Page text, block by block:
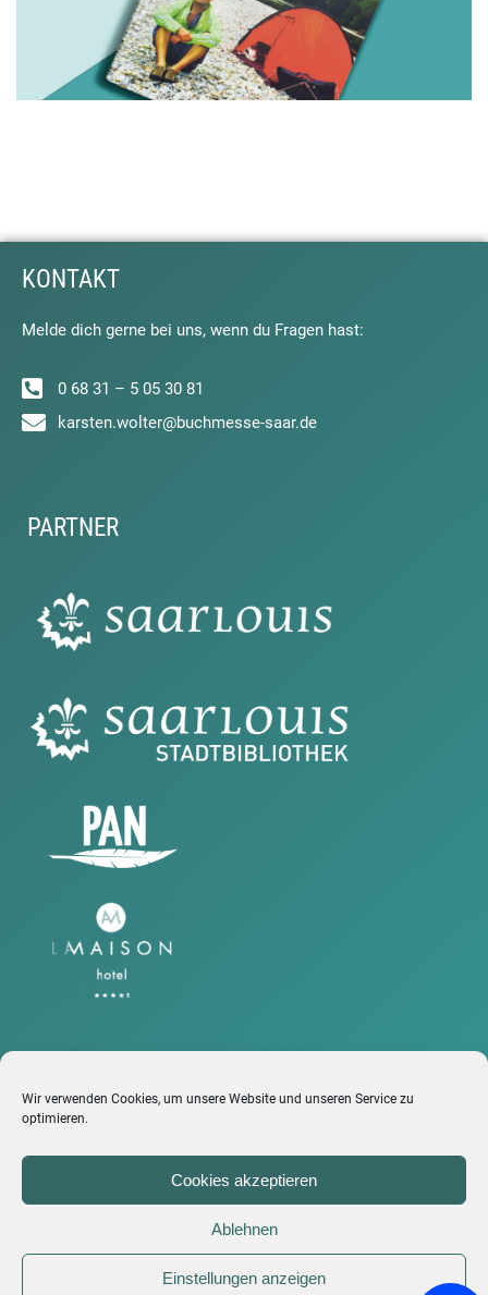
Wir verwenden Cookies, um unsere Website und unseren Service zu
optimieren.
Cookies akzeptieren
Ablehnen
Einstellungen anzeigen
KONTAKT
Melde dich gerne bei uns, wenn du Fragen hast:
0 68 31 – 5 05 30 81
karsten.wolter@buchmesse-saar.de
PARTNER
LINKS
Barrierefreiheit
Cookie-Richtlinie (EU)